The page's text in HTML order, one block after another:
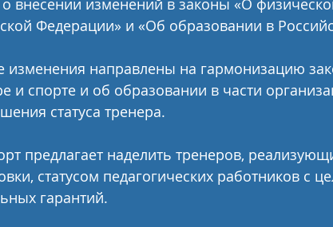
внесении изменений в законы «О
Федерации» и «Об образовании в
изменения направлены на гармонизацию
и спорте и об образовании в части
статуса тренера.
предлагает наделить тренеров,
статусом педагогических работников с
гарантий.